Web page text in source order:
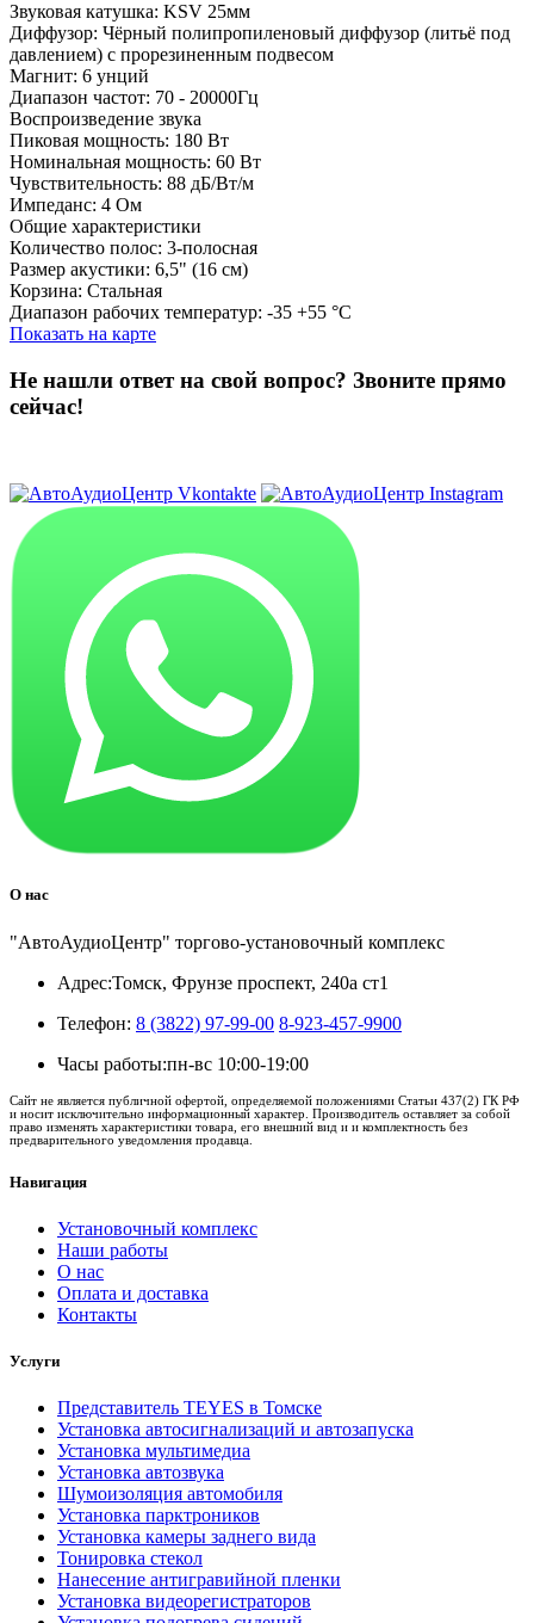
Звуковая катушка: KSV 25мм
Диффузор: Чёрный полипропиленовый диффузор (литьё под
давлением) с прорезиненным подвесом
Магнит: 6 унций
Диапазон частот: 70 - 20000Гц
Воспроизведение звука
Пиковая мощность: 180 Вт
Номинальная мощность: 60 Вт
Чувствительность: 88 дБ/Вт/м
Импеданс: 4 Ом
Общие характеристики
Количество полос: 3-полосная
Размер акустики: 6,5" (16 см)
Корзина: Стальная
Диапазон рабочих температур: -35 +55 °С
Показать на карте
Не нашли ответ на свой вопрос? Звоните прямо
сейчас!
О нас
"АвтоАудиоЦентр" торгово-установочный комплекс
Адрес:Томск, Фрунзе проспект, 240а ст1
Телефон: 8 (3822) 97-99-00 8-923-457-9900
Часы работы:пн-вс 10:00-19:00
Сайт не является публичной офертой, определяемой положениями Статьи 437(2) ГК РФ
и носит исключительно информационный характер. Производитель оставляет за собой
право изменять характеристики товара, его внешний вид и и комплектность без
предварительного уведомления продавца.
Навигация
Установочный комплекс
Наши работы
О нас
Оплата и доставка
Контакты
Услуги
Представитель TEYES в Томске
Установка автосигнализаций и автозапуска
Установка мультимедиа
Установка автозвука
Шумоизоляция автомобиля
Установка парктроников
Установка камеры заднего вида
Тонировка стекол
Нанесение антигравийной пленки
Установка видеорегистраторов